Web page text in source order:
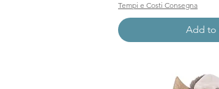
Tempi e Costi Consegna
Add to